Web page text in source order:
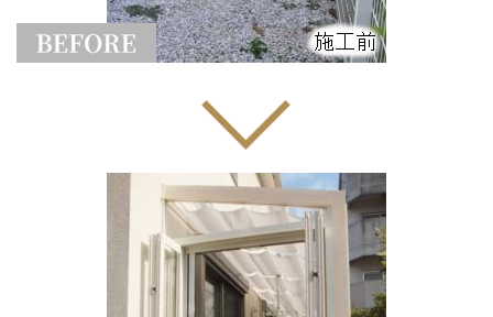
選ばれる理由
新着情報
施工事例